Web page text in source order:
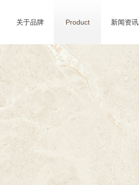
关于品牌
Brand
Product 新闻资讯
News